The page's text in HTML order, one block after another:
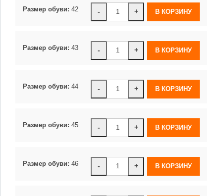
- +
Размер обуви: 42
- +
Размер обуви: 43
- +
Размер обуви: 44
- +
Размер обуви: 45
- +
Размер обуви: 46